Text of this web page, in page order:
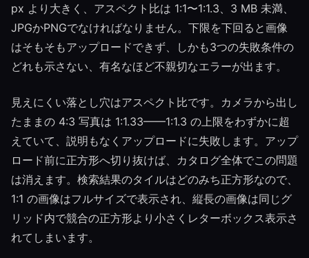
px より大きく、アスペクト比は 1:1〜1:1.3、3 MB 未満、
JPGかPNGでなければなりません。下限を下回ると画像
はそもそもアップロードできず、しかも3つの失敗条件の
どれも示さない、有名なほど不親切なエラーが出ます。
見えにくい落とし穴はアスペクト比です。カメラから出し
たままの 4:3 写真は 1:1.33——1:1.3 の上限をわずかに超
えていて、説明もなくアップロードに失敗します。アップ
ロード前に正方形へ切り抜けば、カタログ全体でこの問題
は消えます。検索結果のタイルはどのみち正方形なので、
1:1 の画像はフルサイズで表示され、縦長の画像は同じグ
リッド内で競合の正方形より小さくレターボックス表示さ
れてしまいます。